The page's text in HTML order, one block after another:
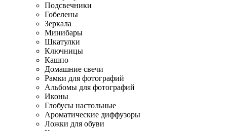
Подсвечники
Гобелены
Зеркала
Минибары
Шкатулки
Ключницы
Кашпо
Домашние свечи
Рамки для фотографий
Альбомы для фотографий
Иконы
Глобусы настольные
Ароматические диффузоры
Ложки для обуви